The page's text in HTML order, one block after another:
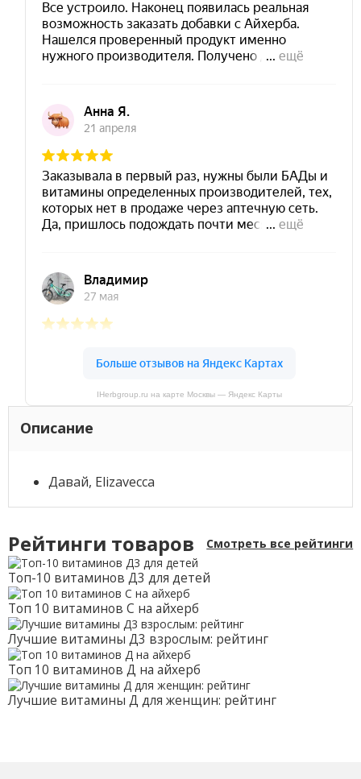
IHerbgroup.ru на карте Москвы — Яндекс Карты
Описание
Давай, Elizavecca
Рейтинги товаров Смотреть все рейтинги
Топ-10 витаминов Д3 для детей
Топ 10 витаминов С на айхерб
Лучшие витамины Д3 взрослым: рейтинг
Топ 10 витаминов Д на айхерб
Лучшие витамины Д для женщин: рейтинг